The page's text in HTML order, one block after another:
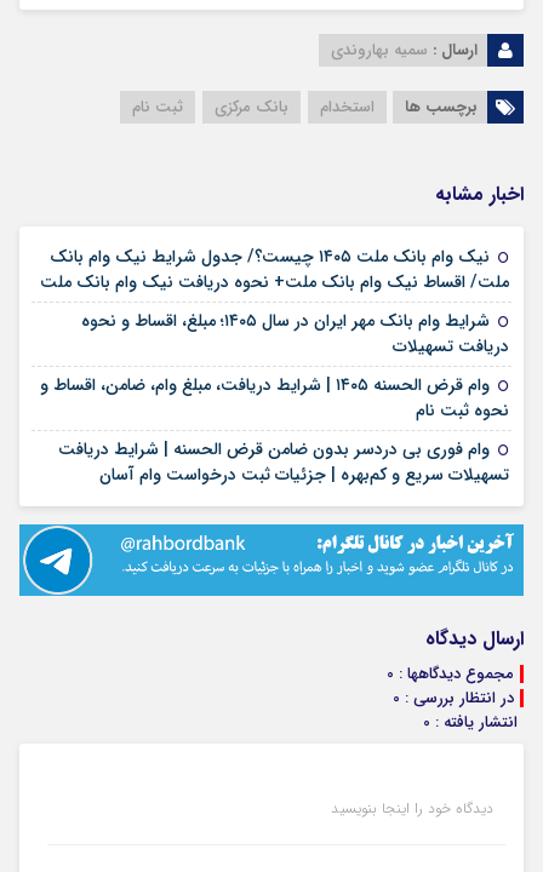
ارسال : سمیه بهاروندی
برچسب ها استخدام بانک مرکزی ثبت نام
اخبار مشابه
نیک وام بانک ملت ۱۴۰۵ چیست؟/ جدول شرایط نیک وام بانک
ملت/ اقساط نیک وام بانک ملت+ نحوه دریافت نیک وام بانک ملت
شرایط وام بانک مهر ایران در سال ۱۴۰۵؛ مبلغ، اقساط و نحوه
دریافت تسهیلات
وام قرض الحسنه ۱۴۰۵ | شرایط دریافت، مبلغ وام، ضامن، اقساط و
نحوه ثبت نام
وام فوری بی دردسر بدون ضامن قرض الحسنه | شرایط دریافت
تسهیلات سریع و کم‌بهره | جزئیات ثبت درخواست وام آسان
ارسال دیدگاه
مجموع دیدگاهها : 0
در انتظار بررسی : 0
انتشار یافته : 0
دیدگاه خود را اینجا بنویسید